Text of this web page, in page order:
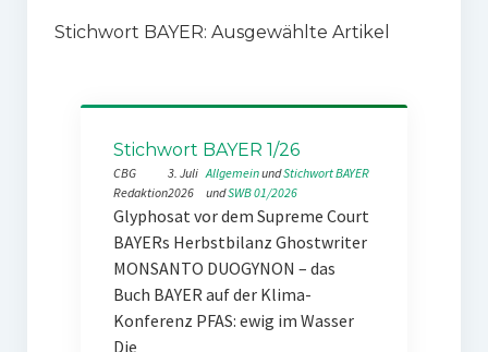
Stichwort BAYER: Ausgewählte Artikel
Stichwort BAYER 1/26
CBG
Redaktion
3. Juli
2026
Allgemein und Stichwort BAYER
und SWB 01/2026
Glyphosat vor dem Supreme Court
BAYERs Herbstbilanz Ghostwriter
MONSANTO DUOGYNON – das
Buch BAYER auf der Klima-
Konferenz PFAS: ewig im Wasser
Die